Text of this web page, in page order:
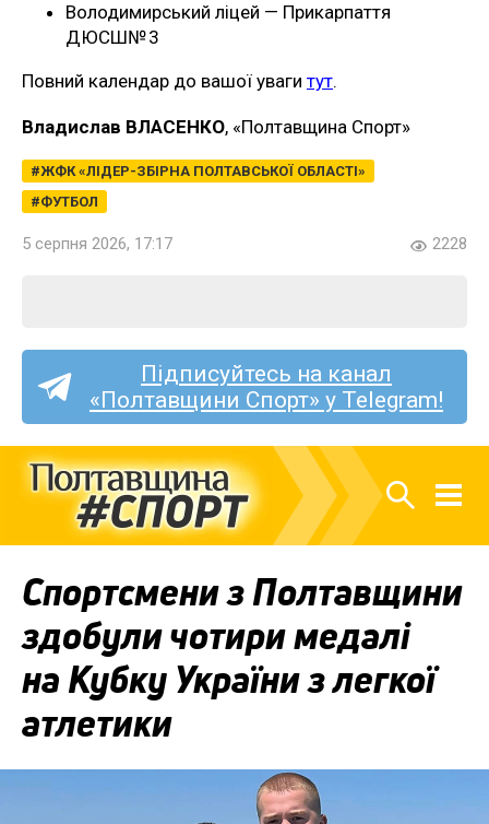
Володимирський ліцей — Прикарпаття
ДЮСШ№ 3
Повний календар до вашої уваги тут.
Владислав ВЛАСЕНКО, «Полтавщина Спорт»
ЖФК «ЛІДЕР-ЗБІРНА ПОЛТАВСЬКОЇ ОБЛАСТІ»
ФУТБОЛ
5 серпня 2026, 17:17 2228
Підписуйтесь на канал
«Полтавщини Спорт» у Telegram!
Спортсмени з Полтавщини
здобули чотири медалі
на Кубку України з легкої
атлетики